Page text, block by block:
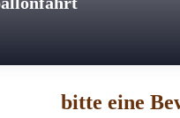
bitte eine